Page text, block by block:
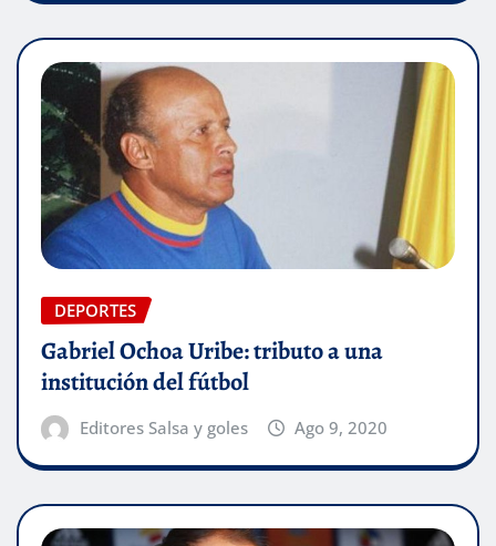
DEPORTES
Gabriel Ochoa Uribe: tributo a una
institución del fútbol
Editores Salsa y goles Ago 9, 2020